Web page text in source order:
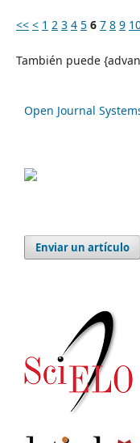
<< < 1 2 3 4 5 6 7 8 9
También puede
Open Journal
Enviar un artículo